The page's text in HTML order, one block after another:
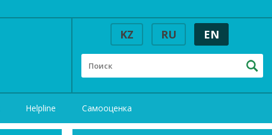
KZ RU EN
Helpline Самооценка